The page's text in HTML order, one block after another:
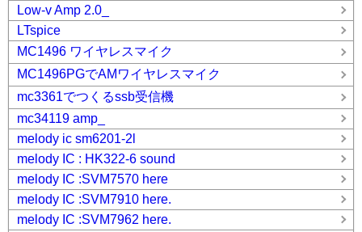
Low-v Amp 2.0_
LTspice
MC1496 ワイヤレスマイク
MC1496PGでAMワイヤレスマイク
mc3361でつくるssb受信機
mc34119 amp_
melody ic sm6201-2l
melody IC : HK322-6 sound
melody IC :SVM7570 here
melody IC :SVM7910 here.
melody IC :SVM7962 here.